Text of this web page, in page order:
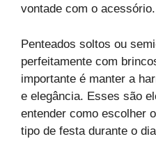
vontade com o acessório.
Penteados soltos ou
perfeitamente com
importante é manter a
e elegância. Esses são
entender como escolher
tipo de festa durante o